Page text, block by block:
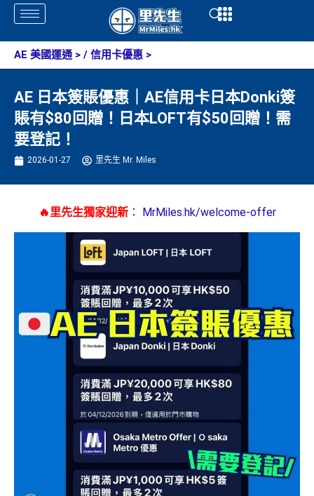
Skip
content
Open
AE 美國運通 > / 信用卡優惠 >
AE 日本簽賬優惠｜AE信用卡日本Donki簽
賬有$80回贈！日本LOFT有$50回贈！需
要登記！
2026-01-27 里先生 Mr. Miles
🔥里先生獨家迎新： MrMiles.hk/welcome-offer